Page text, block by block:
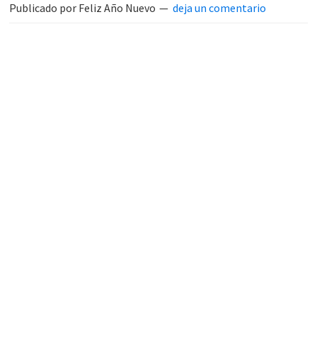
nuevo
Publicado por Feliz Año Nuevo deja un comentario